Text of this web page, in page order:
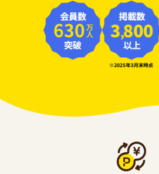
630万人